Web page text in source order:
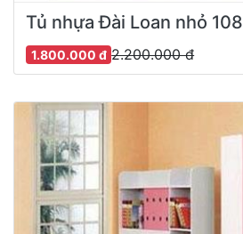
Tủ nhựa Đài Loan nhỏ 108
2.200.000 đ
1.800.000 đ